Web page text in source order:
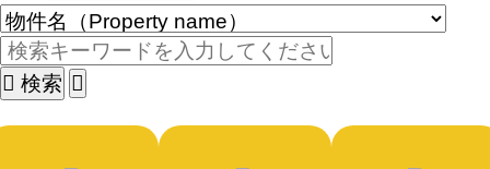
検索